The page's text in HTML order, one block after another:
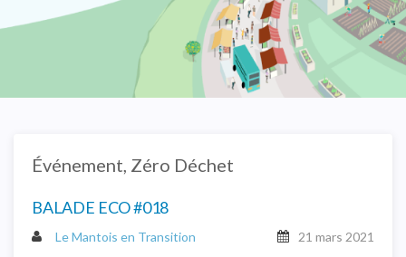
Événement, Zéro Déchet
BALADE ECO #018
Le Mantois en Transition 21 mars 2021